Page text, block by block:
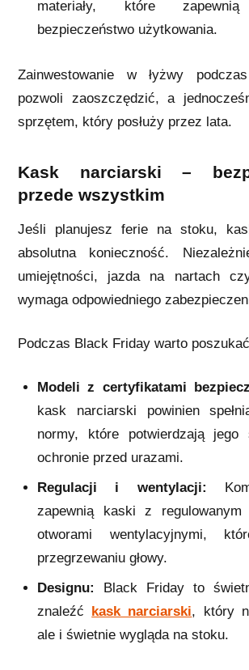
materiały, które
bezpieczeństwo użytkowania.
Zainwestowanie w łyżwy
pozwoli zaoszczędzić, a
sprzętem, który posłuży przez lata.
Kask narciarski –
przede wszystkim
Jeśli planujesz ferie na stoku,
absolutna konieczność.
umiejętności, jazda na nartach
wymaga odpowiedniego
Podczas Black Friday warto
Modeli z certyfikatami
kask narciarski powinien
normy, które potwierdzają jego
ochronie przed urazami.
Regulacji i wentylacji:
zapewnią kaski z regulowanym
otworami wentylacyjnymi,
przegrzewaniu głowy.
Designu:
Black Friday to
znaleźć kask narciarski, który
ale i świetnie wygląda na stoku.